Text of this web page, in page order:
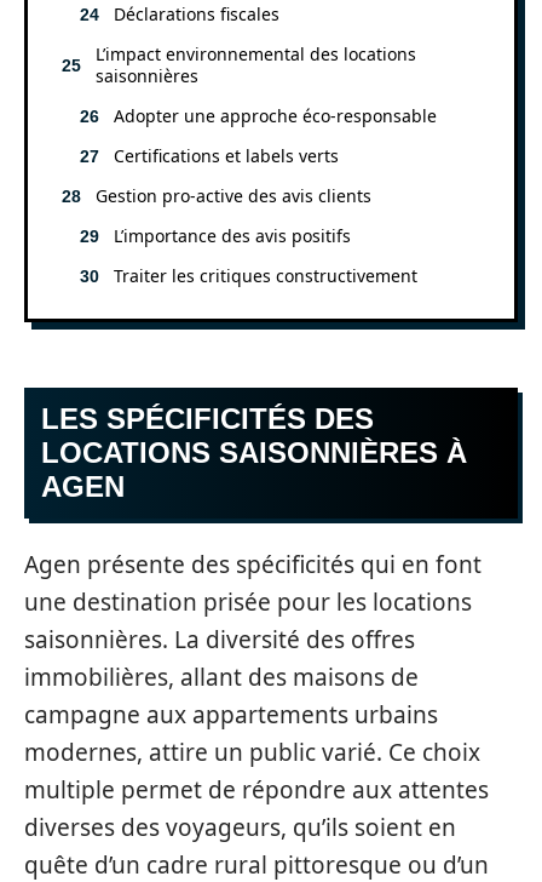
Déclarations fiscales
L’impact environnemental des locations
saisonnières
Adopter une approche éco-responsable
Certifications et labels verts
Gestion pro-active des avis clients
L’importance des avis positifs
Traiter les critiques constructivement
LES SPÉCIFICITÉS DES
LOCATIONS SAISONNIÈRES À
AGEN
Agen présente des spécificités qui en font
une destination prisée pour les locations
saisonnières. La diversité des offres
immobilières, allant des maisons de
campagne aux appartements urbains
modernes, attire un public varié. Ce choix
multiple permet de répondre aux attentes
diverses des voyageurs, qu’ils soient en
quête d’un cadre rural pittoresque ou d’un